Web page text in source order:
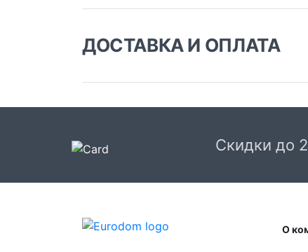
ДОСТАВКА И ОПЛАТА
Доставка в Москве и области
При заказе в пункт выдачи СДЭК доставка
Скидки до
О